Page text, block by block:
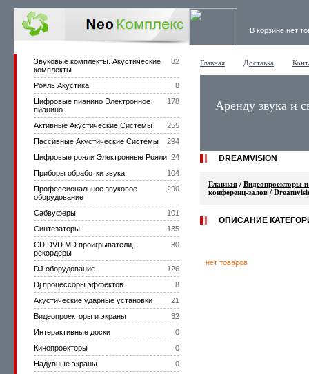
В корзине нет
82
Звуковые комплекты. Акустические
комплекты
8
Рояль Акустика
178
Цифровые пианино Электронное
пианино
255
Активные Акустические Системы
294
Пассивные Акустические Системы
24
Цифровые рояли Электронные Рояли
104
Приборы обработки звука
290
Профессиональное звуковое
оборудование
101
Сабвуферы
135
Синтезаторы
30
CD DVD MD проигрыватели,
рекордеры
126
DJ оборудование
8
Dj процессоры эффектов
21
Акустические ударные установки
32
Видеопроекторы и экраны
0
Интерактивные доски
0
Кинопроекторы
0
Надувные экраны
Главная Доставка
Аренду звука и
DREAMVISION
Главная / Видеопроекторы
конференц-залов /
ОПИСАНИЕ
нет товаров